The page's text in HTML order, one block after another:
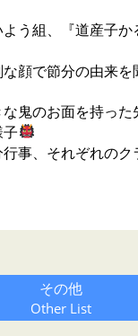
組、『道産子か
節分の由来を
のお面を持った
、それぞれのク
その他
Other List